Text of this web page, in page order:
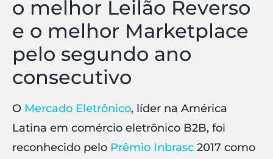
o melhor Leilão Reverso
e o melhor Marketplace
pelo segundo ano
consecutivo
O Mercado Eletrônico, líder na América
Latina em comércio eletrônico B2B, foi
reconhecido pelo Prêmio Inbrasc 2017 como